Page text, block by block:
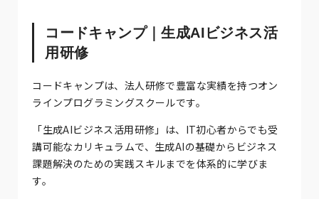
コードキャンプ｜生成AIビジネス活
用研修
コードキャンプは、法人研修で豊富な実績を持つオン
ラインプログラミングスクールです。
「生成AIビジネス活用研修」は、IT初心者からでも受
講可能なカリキュラムで、生成AIの基礎からビジネス
課題解決のための実践スキルまでを体系的に学びま
す。